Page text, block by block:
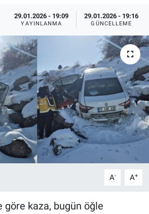
29.01.2026 - 19:09
YAYINLANMA
29.01.2026 - 19:16
GÜNCELLEME
A- A+
göre kaza, bugün öğle